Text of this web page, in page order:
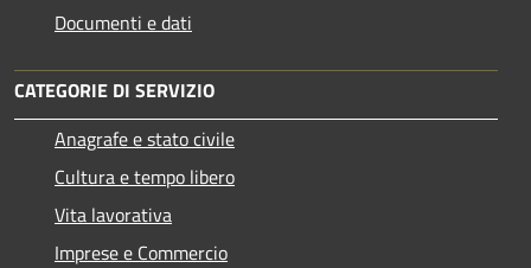
Documenti e dati
CATEGORIE DI SERVIZIO
Anagrafe e stato civile
Cultura e tempo libero
Vita lavorativa
Imprese e Commercio